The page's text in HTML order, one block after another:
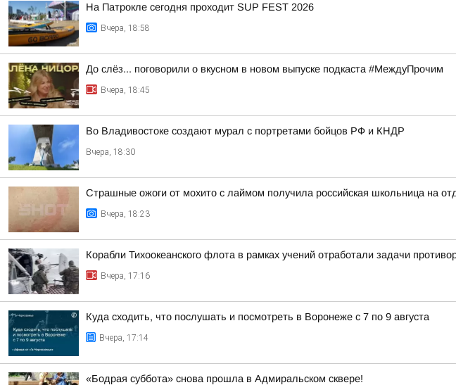
На Патрокле сегодня проходит SUP FEST 2026
Вчера, 18:58
До слёз... поговорили о вкусном в новом выпуске подкаста #МеждуПрочим
Вчера, 18:45
Во Владивостоке создают мурал с портретами бойцов РФ и КНДР
Вчера, 18:30
Страшные ожоги от мохито с лаймом получила российская школьница на
Вчера, 18:23
Корабли Тихоокеанского флота в рамках учений отработали задачи
Вчера, 17:16
Куда сходить, что послушать и посмотреть в Воронеже с 7 по 9 августа
Вчера, 17:14
«Бодрая суббота» снова прошла в Адмиральском сквере!